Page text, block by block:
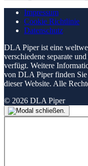
Impressum
Cookie Richtlinie
Datenschutz
DLA Piper ist eine
verschiedene separate
verfügt. Weitere
von DLA Piper finden
dieser Website. Alle
© 2026 DLA Piper